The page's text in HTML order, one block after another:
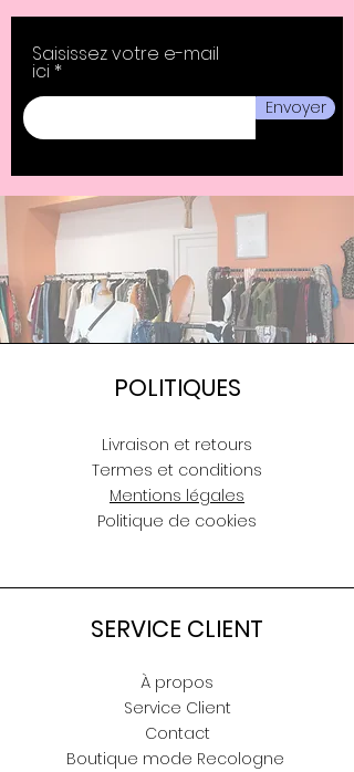
Saisissez votre e-mail
ici
Envoyer
POLITIQUES
Livraison et retours
Termes et conditions
Mentions légales
Politique de cookies
SERVICE CLIENT
À propos
Service Client
Contact
Boutique mode Recologne